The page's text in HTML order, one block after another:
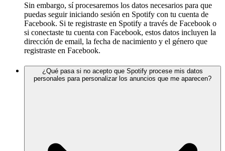
Sin embargo, sí procesaremos los datos necesarios para que
puedas seguir iniciando sesión en Spotify con tu cuenta de
Facebook. Si te registraste en Spotify a través de Facebook o
si conectaste tu cuenta con Facebook, estos datos incluyen la
dirección de email, la fecha de nacimiento y el género que
registraste en Facebook.
¿Qué pasa si no acepto que Spotify procese mis datos
personales para personalizar los anuncios que me aparecen?